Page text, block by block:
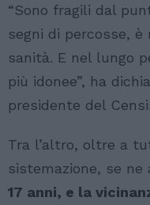
“Sono fragili dal
segni di percosse,
sanità. E nel lungo
più idonee”, ha
presidente del
Tra l’altro, oltre a
sistemazione, se ne
17 anni, e la